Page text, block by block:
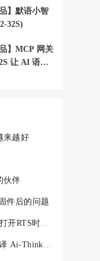
】默语小智
32S)
】MCP 网关
让 AI 语音
来越好
伙伴
件后的问题
小安派eyes-DU 串口助手打开RTS时，程序就不执行
树莓派/Orange Pi 也能编译 Ai-Thinker-WB2 —— ARM 架构完整踩